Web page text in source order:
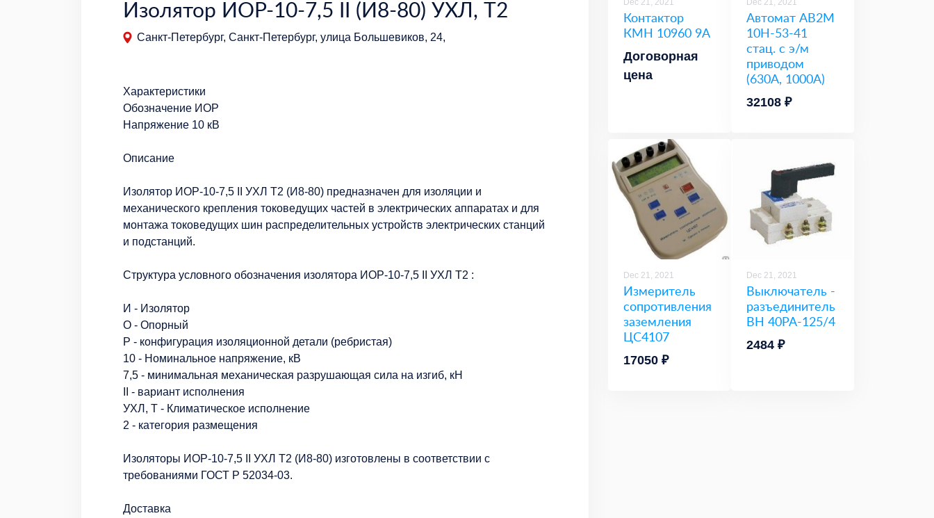
Изолятор ИОР-10-7,5 II (И8-80) УХЛ, Т2
Санкт-Петербург, Санкт-Петербург, улица Большевиков, 24,
Характеристики
Обозначение ИОР
Напряжение 10 кВ
Описание
Изолятор ИОР-10-7,5 II УХЛ Т2 (И8-80) предназначен для изоляции и
механического крепления токоведущих частей в электрических аппаратах и для
монтажа токоведущих шин распределительных устройств электрических станций
и подстанций.
Структура условного обозначения изолятора ИОР-10-7,5 II УХЛ Т2 :
И - Изолятор
О - Опорный
Р - конфигурация изоляционной детали (ребристая)
10 - Номинальное напряжение, кВ
7,5 - минимальная механическая разрушающая сила на изгиб, кН
II - вариант исполнения
УХЛ, Т - Климатическое исполнение
2 - категория размещения
Изоляторы ИОР-10-7,5 II УХЛ Т2 (И8-80) изготовлены в соответствии с
требованиями ГОСТ Р 52034-03.
Доставка
Dec 21, 2021
Контактор
КМН 10960 9А
Договорная
цена
Dec 21, 2021
Автомат АВ2М
10Н-53-41
стац. с э/м
приводом
(630А, 1000А)
32108 ₽
Dec 21, 2021
Измеритель
сопротивления
заземления
ЦС4107
17050 ₽
Dec 21, 2021
Выключатель -
разъединитель
ВН 40РА-125/4
2484 ₽